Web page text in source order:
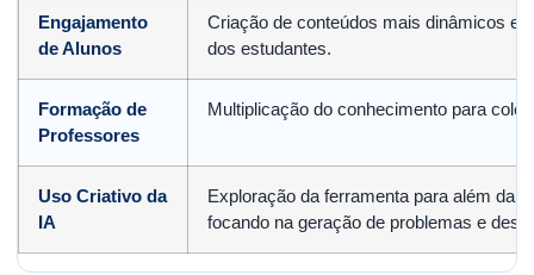
Engajamento
de Alunos
Criação de conteúdos mais dinâmicos e
dos estudantes.
Formação de
Professores
Multiplicação do conhecimento para
Uso Criativo da
IA
Exploração da ferramenta para além da
focando na geração de problemas e